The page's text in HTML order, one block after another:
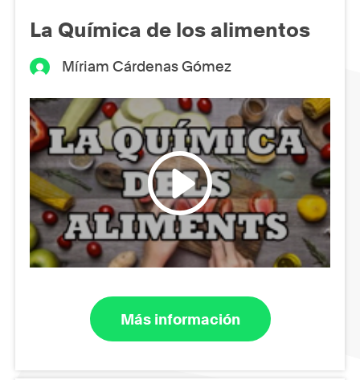
La Química de los alimentos
Míriam Cárdenas Gómez
Más información